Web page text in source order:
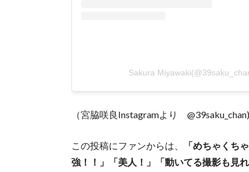
Sakura
（宮脇咲良Instagramより @39saku_chan)
この投稿にファンからは、
「めちゃくち
強！！」「美人！」「動いてる撮影も見